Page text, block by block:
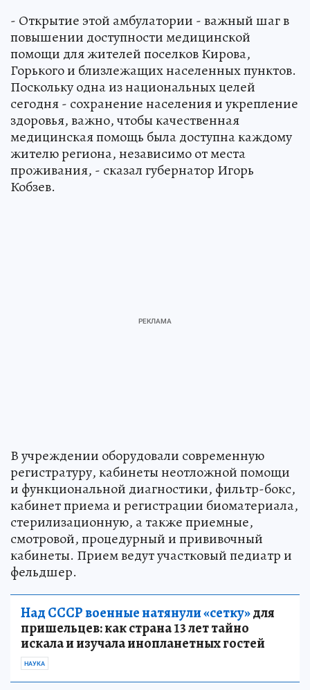
- Открытие этой амбулатории - важный шаг в
повышении доступности медицинской
помощи для жителей поселков Кирова,
Горького и близлежащих населенных пунктов.
Поскольку одна из национальных целей
сегодня - сохранение населения и укрепление
здоровья, важно, чтобы качественная
медицинская помощь была доступна каждому
жителю региона, независимо от места
проживания, - сказал губернатор Игорь
Кобзев.
В учреждении оборудовали современную
регистратуру, кабинеты неотложной помощи
и функциональной диагностики, фильтр-бокс,
кабинет приема и регистрации биоматериала,
стерилизационную, а также приемные,
смотровой, процедурный и прививочный
кабинеты. Прием ведут участковый педиатр и
фельдшер.
Над СССР военные натянули «сетку»для
пришельцев: как страна 13 лет тайно
искала и изучала инопланетных гостей
НАУКА